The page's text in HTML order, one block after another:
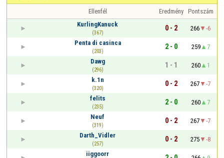
Ellenfél Eredmény Pontszám
KurlingKanuck
(367)
0 - 2 266
-6
Penta di casinca
(203)
2 - 0 259
7
Dawg
(296)
1 - 1 260
1
k.1n
(320)
0 - 2 267
-7
felits
(235)
2 - 0 260
7
Neuf
(319)
0 - 2 267
-7
Darth_Vidler
(257)
0 - 2 275
-8
iiggoorr